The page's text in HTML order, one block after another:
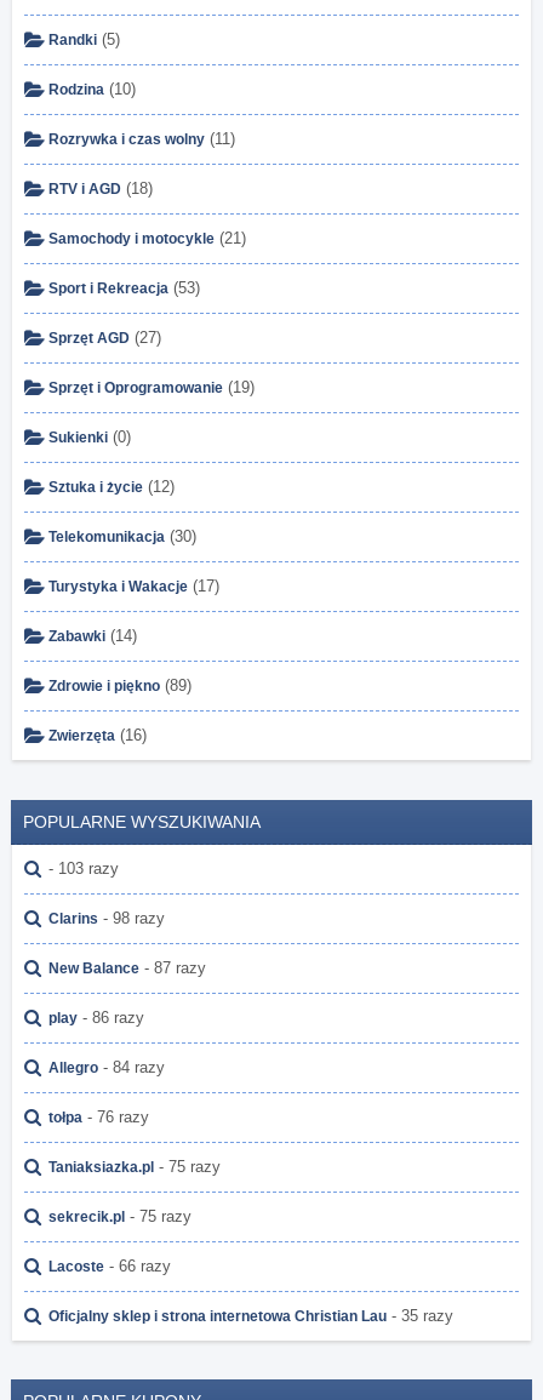
Randki (5)
Rodzina (10)
Rozrywka i czas wolny (11)
RTV i AGD (18)
Samochody i motocykle (21)
Sport i Rekreacja (53)
Sprzęt AGD (27)
Sprzęt i Oprogramowanie (19)
Sukienki (0)
Sztuka i życie (12)
Telekomunikacja (30)
Turystyka i Wakacje (17)
Zabawki (14)
Zdrowie i piękno (89)
Zwierzęta (16)
POPULARNE WYSZUKIWANIA
- 103 razy
Clarins - 98 razy
New Balance - 87 razy
play - 86 razy
Allegro - 84 razy
tołpa - 76 razy
Taniaksiazka.pl - 75 razy
sekrecik.pl - 75 razy
Lacoste - 66 razy
Oficjalny sklep i strona internetowa Christian Lau - 35 razy